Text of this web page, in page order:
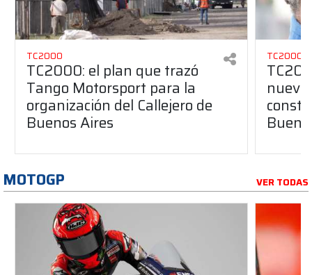
TC2000
TC2000: el plan que trazó
Tango Motorsport para la
organización del Callejero de
Buenos Aires
TC2000
MOTOGP VER TODAS